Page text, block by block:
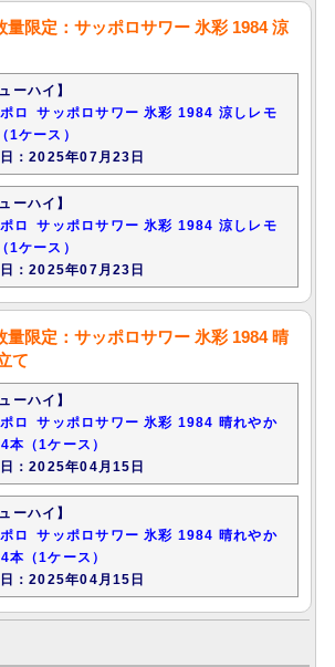
量限定：サッポロサワー 氷彩 1984 涼
ーハイ】
ロ サッポロサワー 氷彩 1984 涼しレモ
1ケース）
：2025年07月23日
ーハイ】
ロ サッポロサワー 氷彩 1984 涼しレモ
1ケース）
：2025年07月23日
量限定：サッポロサワー 氷彩 1984 晴
て
ーハイ】
ロ サッポロサワー 氷彩 1984 晴れやか
（1ケース）
：2025年04月15日
ーハイ】
ロ サッポロサワー 氷彩 1984 晴れやか
（1ケース）
：2025年04月15日